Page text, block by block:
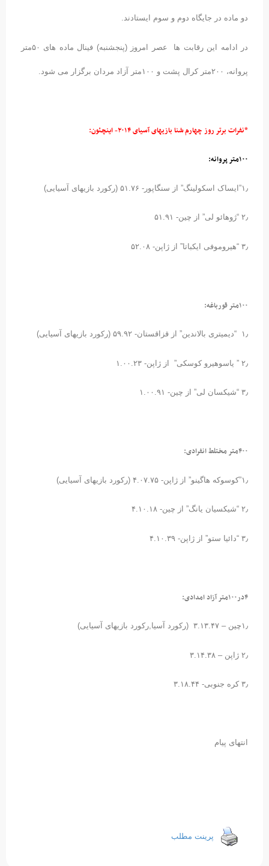
دو ماده در جایگاه دوم و سوم ایستادند.
در ادامه این رقابت ها عصر امروز (پنجشنبه) فینال ماده های ۵۰متر
پروانه، ۲۰۰متر کرال پشت و ۱۰۰متر آزاد مردان برگزار می شود.
*نفرات برتر روز چهارم شنا بازیهای آسیای۲۰۱۴- اینچئون:
۱۰۰مترپروانه:
۱٫”ایساک اسکولینگ” از سنگاپور- ۵۱.۷۶ (رکورد بازیهای آسیایی)
۲٫ “ژوهائو لی” از چین- ۵۱.۹۱
۳٫ “هیروموفی ایکباتا” از ژاپن- ۵۲.۰۸
۱۰۰متر قورباغه :
۱٫ “دیمیتری بالاندین” از قزاقستان- ۵۹.۹۲ (رکورد بازیهای آسیایی)
۲٫ ” یاسوهیرو کوسکی” از ژاپن- ۱.۰۰.۲۳
۳٫ “شیکسان لی” از چین- ۱.۰۰.۹۱
۴۰۰متر مختلط انفرادی :
۱٫”کوسوکه هاگینو” از ژاپن- ۴.۰۷.۷۵ (رکورد بازیهای آسیایی)
۲٫ “شیکسیان یانگ” از چین- ۴.۱۰.۱۸
۳٫ “دائیا ستو” از ژاپن- ۴.۱۰.۳۹
۴در۱۰۰متر آزاد امدادی:
۱٫چین – ۳.۱۳.۴۷ (رکورد آسیا,رکورد بازیهای آسیایی)
۲٫ ژاپن – ۳.۱۴.۳۸
۳٫ کره جنوبی- ۳.۱۸.۴۴
انتهای پیام
پرینت مطلب